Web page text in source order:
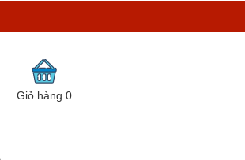
Giỏ hàng0